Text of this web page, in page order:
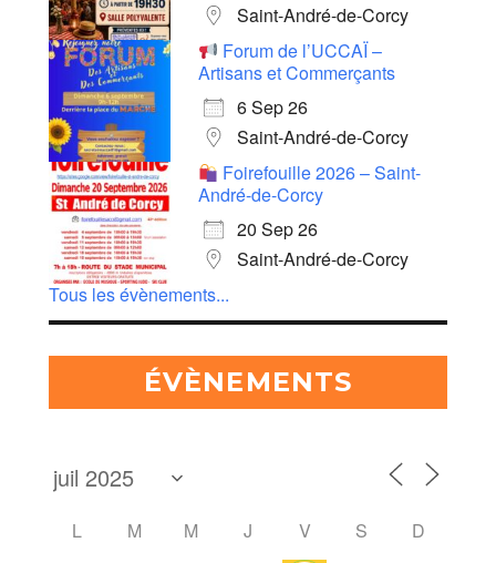
Saint-André-de-Corcy
Forum de l’UCCAÏ –
Artisans et Commerçants
6 Sep 26
Saint-André-de-Corcy
Foirefouille 2026 – Saint-
André-de-Corcy
20 Sep 26
Saint-André-de-Corcy
Tous les évènements...
ÉVÈNEMENTS
L M M J V S
D